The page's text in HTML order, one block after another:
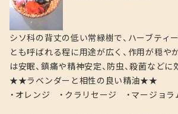
シソ科の背丈の低い常緑樹で、ハーブティ
とも呼ばれる程に用途が広く、作用が穏
は安眠、鎮痛や精神安定、防虫、殺菌など
★★ラベンダーと相性の良い精油★★
・オレンジ ・クラリセージ ・マージョラ